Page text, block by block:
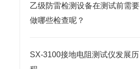
乙级防雷检测设备在测试前需要
做哪些检查呢？
SX-3100接地电阻测试仪发展历